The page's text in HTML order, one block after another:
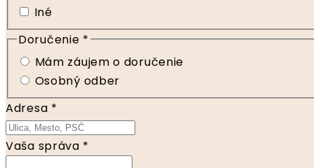
Iné
Doručenie *
Mám záujem o doručenie
Osobný odber
Adresa *
Vaša správa *